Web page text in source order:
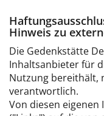
Hinweis zu
Die Gedenkstätte
Inhaltsanbieter für
Nutzung bereithält,
verantwortlich.
Von diesen